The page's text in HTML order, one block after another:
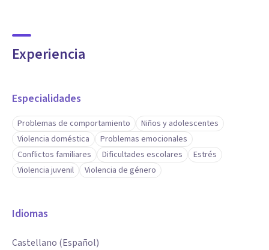
Experiencia
Especialidades
Problemas de comportamiento
Niños y adolescentes
Violencia doméstica
Problemas emocionales
Conflictos familiares
Dificultades escolares
Estrés
Violencia juvenil
Violencia de género
Idiomas
Castellano (Español)